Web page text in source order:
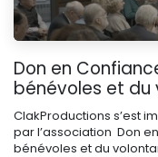
Don en
bénévoles et
ClakProductions s’est
par l’association Don
bénévoles et du